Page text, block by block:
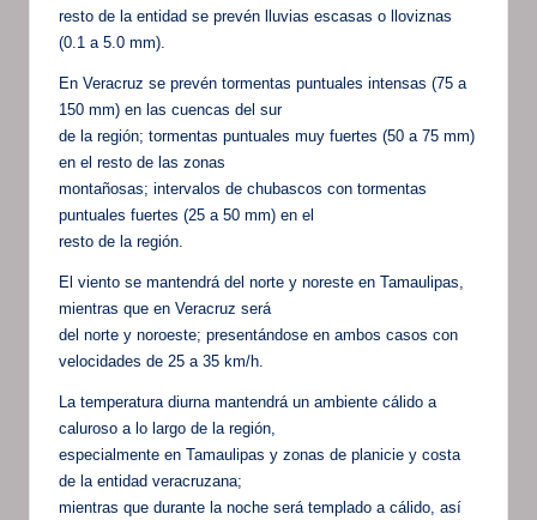
resto de la entidad se prevén lluvias escasas o lloviznas
(0.1 a 5.0 mm).
En Veracruz se prevén tormentas puntuales intensas (75 a
150 mm) en las cuencas del sur
de la región; tormentas puntuales muy fuertes (50 a 75 mm)
en el resto de las zonas
montañosas; intervalos de chubascos con tormentas
puntuales fuertes (25 a 50 mm) en el
resto de la región.
El viento se mantendrá del norte y noreste en Tamaulipas,
mientras que en Veracruz será
del norte y noroeste; presentándose en ambos casos con
velocidades de 25 a 35 km/h.
La temperatura diurna mantendrá un ambiente cálido a
caluroso a lo largo de la región,
especialmente en Tamaulipas y zonas de planicie y costa
de la entidad veracruzana;
mientras que durante la noche será templado a cálido, así